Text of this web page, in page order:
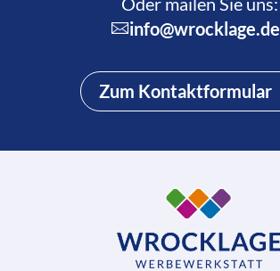
Oder mailen Sie uns:
info@wrocklage.de
Zum Kontaktformular